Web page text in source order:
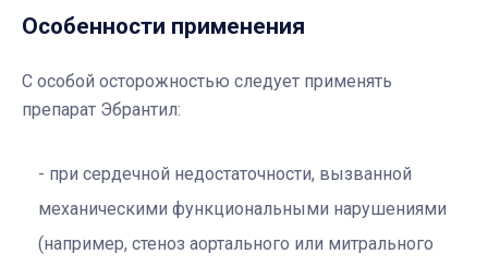
Особенности применения
С особой осторожностью следует применять
препарат Эбрантил:
при сердечной недостаточности, вызванной
механическими функциональными нарушениями
(например, стеноз аортального или митрального